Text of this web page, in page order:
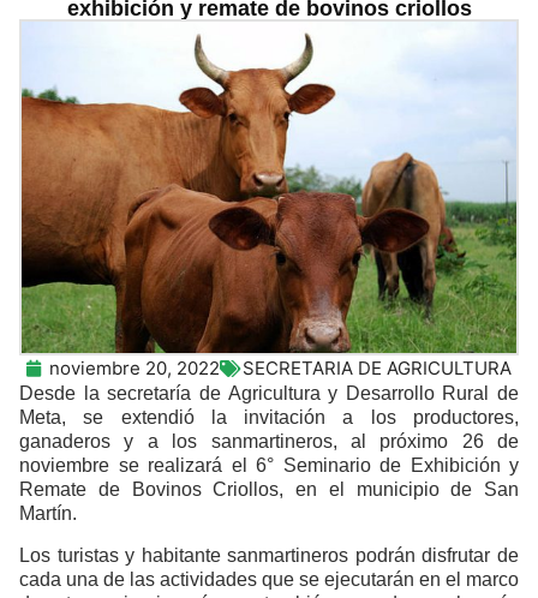
exhibición y remate de bovinos criollos
noviembre 20, 2022 SECRETARIA DE AGRICULTURA
Desde la secretaría de Agricultura y Desarrollo Rural de
Meta, se extendió la invitación a los productores,
ganaderos y a los sanmartineros, al próximo 26 de
noviembre se realizará el 6° Seminario de Exhibición y
Remate de Bovinos Criollos, en el municipio de San
Martín.
Los turistas y habitante sanmartineros podrán disfrutar de
cada una de las actividades que se ejecutarán en el marco